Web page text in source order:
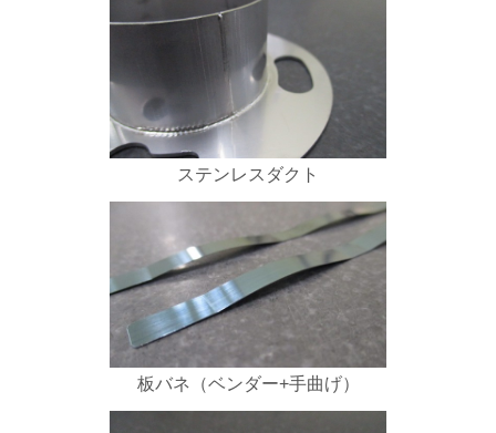
ステンレスダクト
板バネ（ベンダー+手曲げ）